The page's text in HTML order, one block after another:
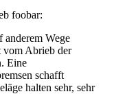
foobar:
anderem Wege
vom Abrieb der
Eine
schafft
halten sehr, sehr